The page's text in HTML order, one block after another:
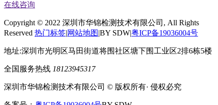
在线咨询
Copyright © 2022 深圳市华锦检测技术有限公司, All Rights
Reserved 热门标签|网站地图|BY SDW|粤ICP备19036004号
地址:深圳市光明区马田街道将围社区塘下围工业区2排6栋5楼
全国服务热线 18123945317
深圳市华锦检测技术有限公司 © 版权所有· 侵权必究